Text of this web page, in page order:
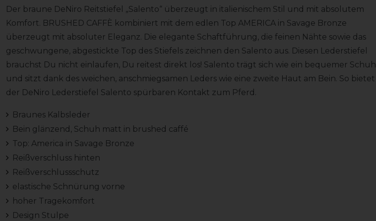
Der braune DeNiro Reitstiefel „Salento“ überzeugt in italienischem Stil und mit absolutem
Komfort. BRUSHED CAFFÈ kombiniert mit dem edlen Top AMERICA in Savage Bronze
überzeugt mit absoluter Eleganz. Die elegante Schaftführung, die feinen Nähte sowie das
geschwungene, abgestickte Top des Stiefels zeichnen den Salento aus. Diesen Lederstiefel
brauchst Du nicht einlaufen, Du reitest direkt los! Salento trägt sich wie ein bequemer Schuh
und sitzt dank des weichen, anschmiegsamen Leders wie eine zweite Haut am Bein. So bietet
der DeNiro Lederstiefel Salento spürbaren Kontakt zum Pferd.
Braunes Kalbsleder
Bein glänzend, Schuh matt in brushed caffé
Top: America in Savage Bronze
Reißverschluss hinten
Reißverschlussschutz
elastische Schnürung vorne
hoher Tragekomfort
Design Stulpe